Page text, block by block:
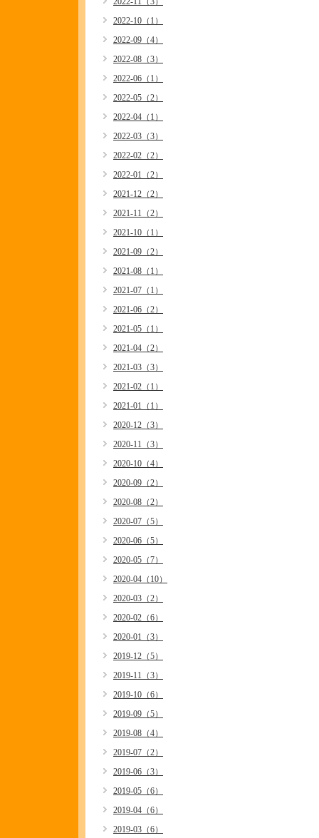
2022-10（1）
2022-09（4）
2022-08（3）
2022-06（1）
2022-05（2）
2022-04（1）
2022-03（3）
2022-02（2）
2022-01（2）
2021-12（2）
2021-11（2）
2021-10（1）
2021-09（2）
2021-08（1）
2021-07（1）
2021-06（2）
2021-05（1）
2021-04（2）
2021-03（3）
2021-02（1）
2021-01（1）
2020-12（3）
2020-11（3）
2020-10（4）
2020-09（2）
2020-08（2）
2020-07（5）
2020-06（5）
2020-05（7）
2020-04（10）
2020-03（2）
2020-02（6）
2020-01（3）
2019-12（5）
2019-11（3）
2019-10（6）
2019-09（5）
2019-08（4）
2019-07（2）
2019-06（3）
2019-05（6）
2019-04（6）
2019-03（6）